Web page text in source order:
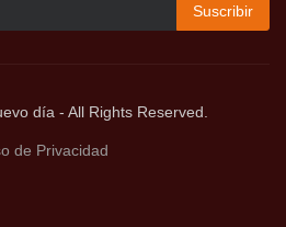
Suscribir
día - All Rights Reserved.
de Privacidad